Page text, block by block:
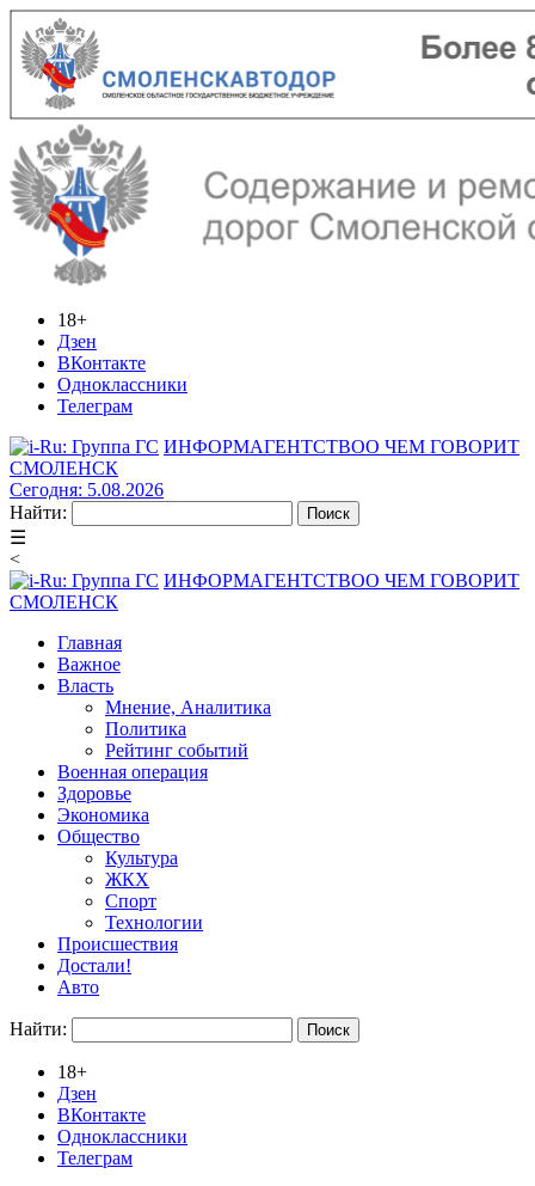
18+
Дзен
ВКонтакте
Одноклассники
Телеграм
ИНФОРМАГЕНТСТВОО ЧЕМ ГОВОРИТ
СМОЛЕНСК
Сегодня: 5.08.2026
Найти:
☰
<
ИНФОРМАГЕНТСТВОО ЧЕМ ГОВОРИТ
СМОЛЕНСК
Главная
Важное
Власть
Мнение, Аналитика
Политика
Рейтинг событий
Военная операция
Здоровье
Экономика
Общество
Культура
ЖКХ
Спорт
Технологии
Происшествия
Достали!
Авто
Найти:
18+
Дзен
ВКонтакте
Одноклассники
Телеграм